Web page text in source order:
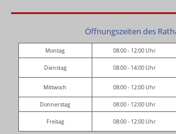
Öffnungszeiten des
Montag 08:00 - 12:00 Uhr
Dienstag 08:00 - 14:00 Uhr
Mittwoch 08:00 - 12:00 Uhr
Donnerstag 08:00 - 12:00 Uhr
Freitag 08:00 - 12:00 Uhr